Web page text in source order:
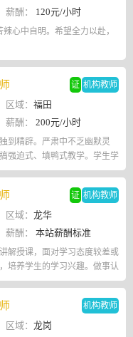
薪酬： 120元/小时
心中自明。希望全力以赴，
证 机构教师
区域： 福田
薪酬： 200元/小时
到精辟。严肃中不乏幽默灵
强迫式、填鸭式教学。学生学
证 机构教师
区域： 龙华
薪酬： 本站薪酬标准
解授课，面对学习态度较差或
培养学生的学习兴趣。做事认
，解决问题。
机构教师
区域： 龙岗